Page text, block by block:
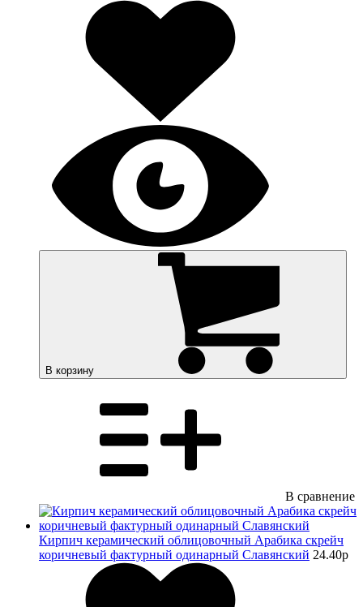
В корзину
В сравнение
Кирпич керамический облицовочный Арабика скрейч
коричневый фактурный одинарный Славянский 24.40p